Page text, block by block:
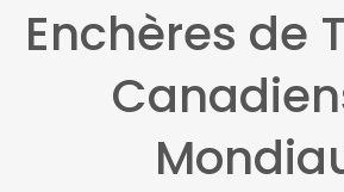
Enchères de